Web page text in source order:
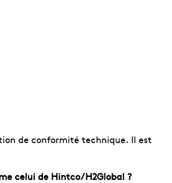
de conformité technique. Il est
celui de Hintco/H2Global ?